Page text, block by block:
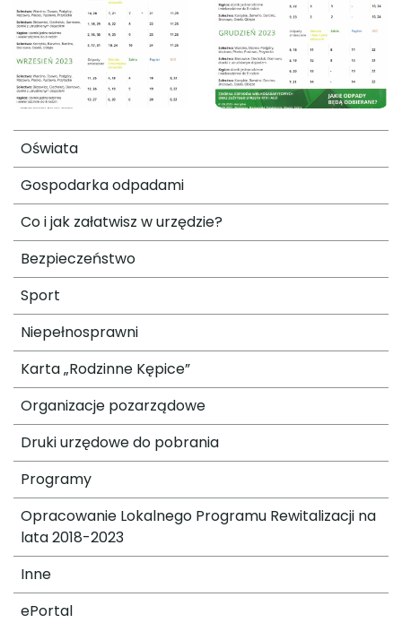
Oświata
Gospodarka odpadami
Co i jak załatwisz w urzędzie?
Bezpieczeństwo
Sport
Niepełnosprawni
Karta „Rodzinne Kępice”
Organizacje pozarządowe
Druki urzędowe do pobrania
Programy
Opracowanie Lokalnego Programu Rewitalizacji na
lata 2018-2023
Inne
ePortal